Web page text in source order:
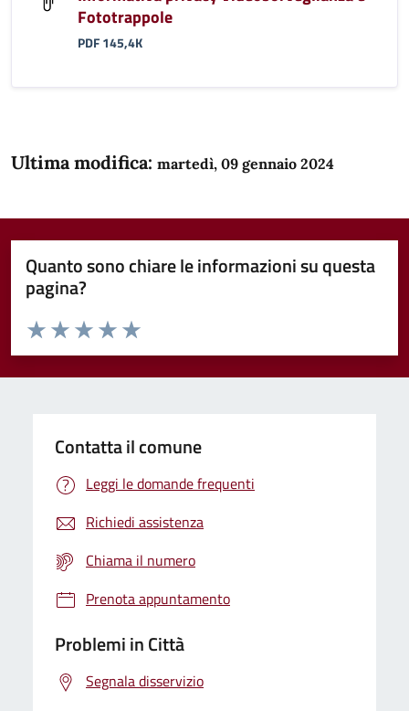
Fototrappole
PDF 145,4K
Ultima modifica: martedì, 09 gennaio 2024
Quanto sono chiare le informazioni su questa
pagina?
Domanda
Valuta da 1 a 5 stelle la pagina
Valuta 5 stelle su 5
Valuta 4 stelle su 5
Valuta 3 stelle su 5
Valuta 2 stelle su 5
Valuta 1 stelle su 5
Contatta il comune
Leggi le domande frequenti
Richiedi assistenza
Chiama il numero
Prenota appuntamento
Problemi in Città
Segnala disservizio